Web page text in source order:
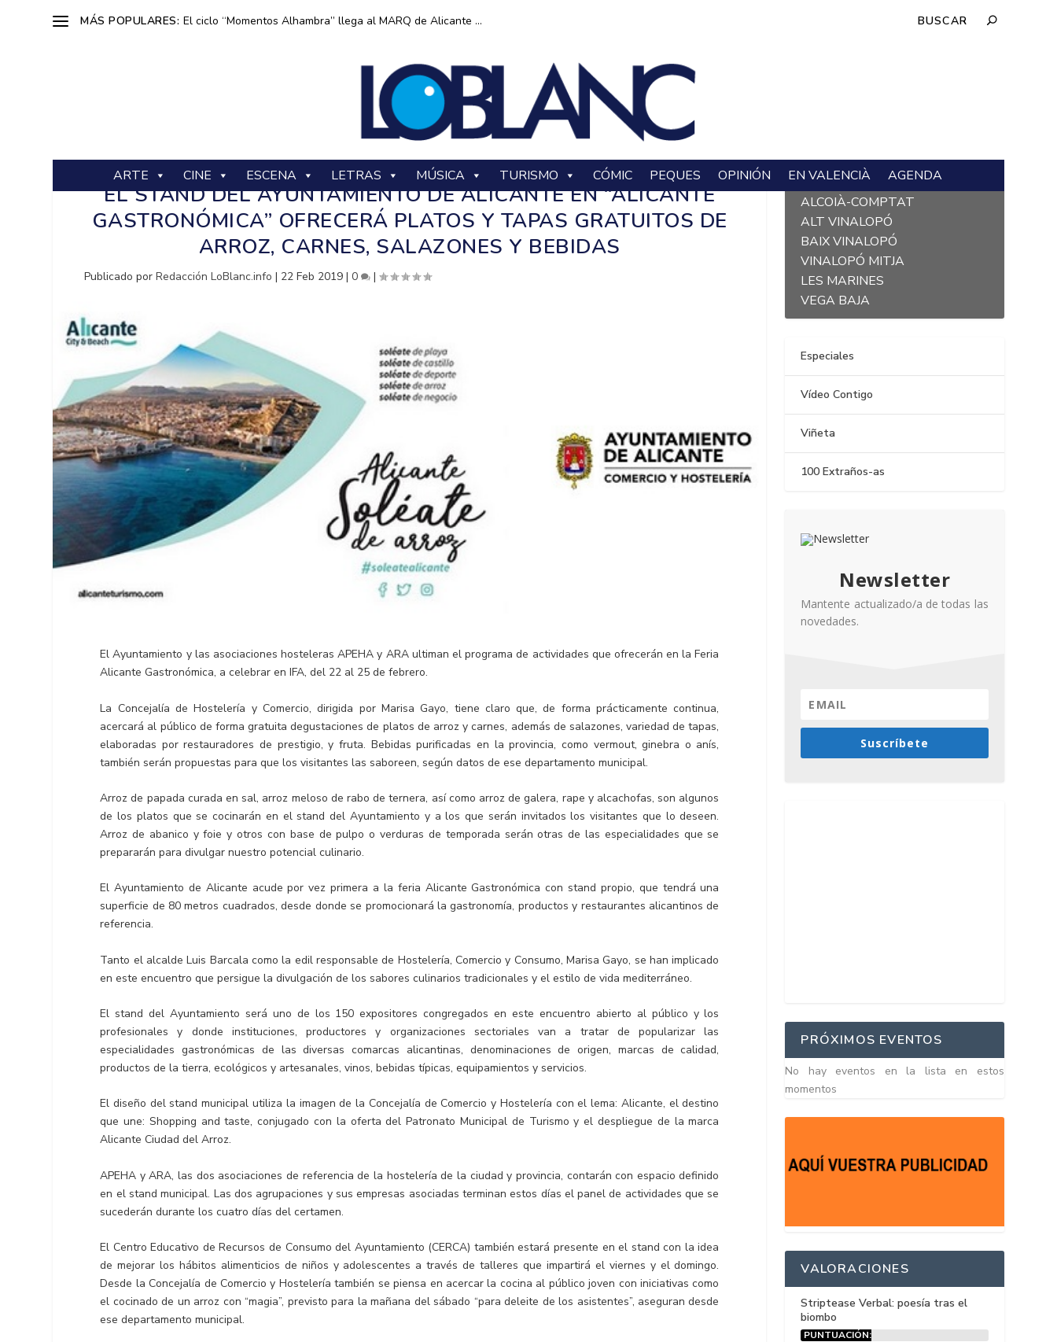
MÁS POPULARES: El ciclo “Momentos Alhambra” llega al MARQ de Alicante ...
ARTE CINE ESCENA LETRAS MÚSICA TURISMO CÓMIC PEQUES OPINIÓN EN VALENCIÀ AGENDA
EL STAND DEL AYUNTAMIENTO DE ALICANTE EN “ALICANTE
GASTRONÓMICA” OFRECERÁ PLATOS Y TAPAS GRATUITOS DE
ARROZ, CARNES, SALAZONES Y BEBIDAS
Publicado porRedacción LoBlanc.info | 22 Feb 2019 |0 |
El Ayuntamiento y las asociaciones hosteleras APEHA y ARA ultiman el programa de actividades que ofrecerán en la Feria
Alicante Gastronómica, a celebrar en IFA, del 22 al 25 de febrero.
La Concejalía de Hostelería y Comercio, dirigida por Marisa Gayo, tiene claro que, de forma prácticamente continua,
acercará al público de forma gratuita degustaciones de platos de arroz y carnes, además de salazones, variedad de tapas,
elaboradas por restauradores de prestigio, y fruta. Bebidas purificadas en la provincia, como vermout, ginebra o anís,
también serán propuestas para que los visitantes las saboreen, según datos de ese departamento municipal.
Arroz de papada curada en sal, arroz meloso de rabo de ternera, así como arroz de galera, rape y alcachofas, son algunos
de los platos que se cocinarán en el stand del Ayuntamiento y a los que serán invitados los visitantes que lo deseen.
Arroz de abanico y foie y otros con base de pulpo o verduras de temporada serán otras de las especialidades que se
prepararán para divulgar nuestro potencial culinario.
El Ayuntamiento de Alicante acude por vez primera a la feria Alicante Gastronómica con stand propio, que tendrá una
superficie de 80 metros cuadrados, desde donde se promocionará la gastronomía, productos y restaurantes alicantinos de
referencia.
Tanto el alcalde Luis Barcala como la edil responsable de Hostelería, Comercio y Consumo, Marisa Gayo, se han implicado
en este encuentro que persigue la divulgación de los sabores culinarios tradicionales y el estilo de vida mediterráneo.
El stand del Ayuntamiento será uno de los 150 expositores congregados en este encuentro abierto al público y los
profesionales y donde instituciones, productores y organizaciones sectoriales van a tratar de popularizar las
especialidades gastronómicas de las diversas comarcas alicantinas, denominaciones de origen, marcas de calidad,
productos de la tierra, ecológicos y artesanales, vinos, bebidas típicas, equipamientos y servicios.
El diseño del stand municipal utiliza la imagen de la Concejalía de Comercio y Hostelería con el lema: Alicante, el destino
que une: Shopping and taste, conjugado con la oferta del Patronato Municipal de Turismo y el despliegue de la marca
Alicante Ciudad del Arroz.
APEHA y ARA, las dos asociaciones de referencia de la hostelería de la ciudad y provincia, contarán con espacio definido
en el stand municipal. Las dos agrupaciones y sus empresas asociadas terminan estos días el panel de actividades que se
sucederán durante los cuatro días del certamen.
El Centro Educativo de Recursos de Consumo del Ayuntamiento (CERCA) también estará presente en el stand con la idea
de mejorar los hábitos alimenticios de niños y adolescentes a través de talleres que impartirá el viernes y el domingo.
Desde la Concejalía de Comercio y Hostelería también se piensa en acercar la cocina al público joven con iniciativas como
el cocinado de un arroz con “magia”, previsto para la mañana del sábado “para deleite de los asistentes”, aseguran desde
ese departamento municipal.
L´ALACANTÍ
ALCOIÀ-COMPTAT
ALT VINALOPÓ
BAIX VINALOPÓ
VINALOPÓ MITJA
LES MARINES
VEGA BAJA
Especiales
Vídeo Contigo
Viñeta
100 Extraños-as
Newsletter
Mantente actualizado/a de todas las
novedades.
Suscríbete
PRÓXIMOS EVENTOS
No hay eventos en la lista en estos
momentos
VALORACIONES
Striptease Verbal: poesía tras el
biombo
PUNTUACIÓN: